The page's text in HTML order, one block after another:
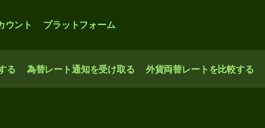
ウント プラットフォーム
る 為替レート通知を受け取る 外貨両替レートを比較する